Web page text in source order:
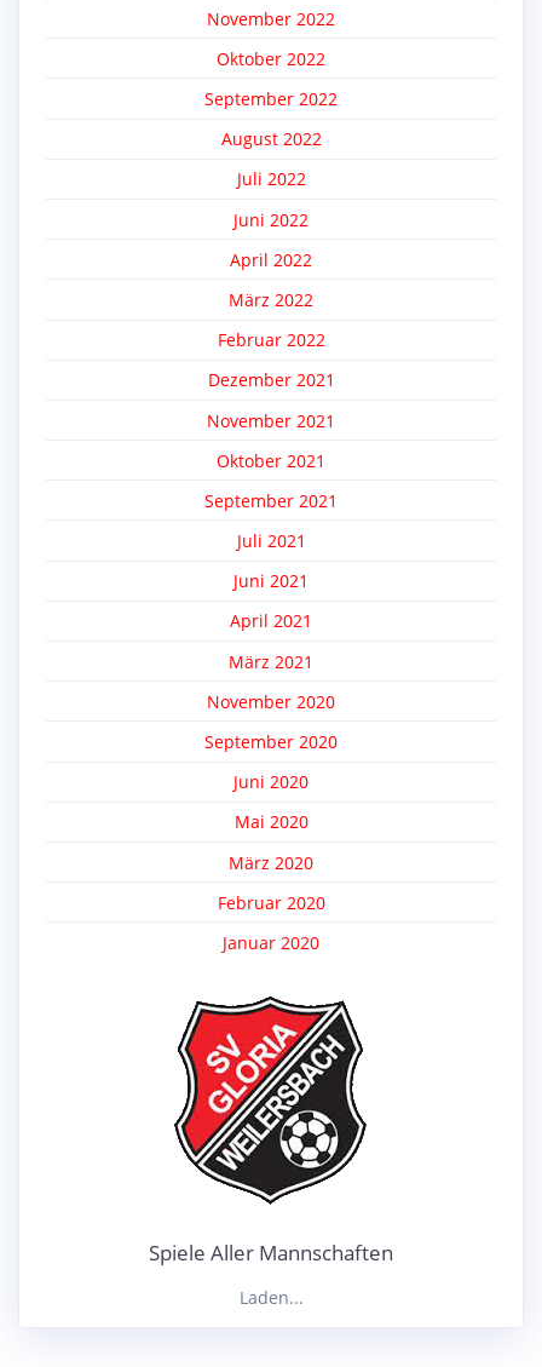
November 2022
Oktober 2022
September 2022
August 2022
Juli 2022
Juni 2022
April 2022
März 2022
Februar 2022
Dezember 2021
November 2021
Oktober 2021
September 2021
Juli 2021
Juni 2021
April 2021
März 2021
November 2020
September 2020
Juni 2020
Mai 2020
März 2020
Februar 2020
Januar 2020
Spiele Aller Mannschaften
Laden...